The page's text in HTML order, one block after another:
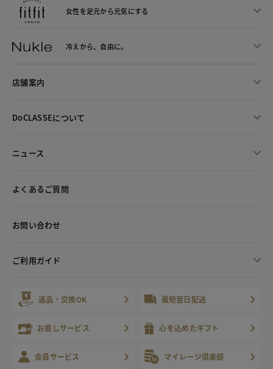
女性を足元から元気にする
冷えから、 自由に。
店舗案内
DoCLASSEについて
ニュース
よくあるご質問
お問い合わせ
ご利用ガイド
返品・交換OK 最短翌日配送
お直しサービス 心を込めたギフト
会員サービス マイレージ倶楽部